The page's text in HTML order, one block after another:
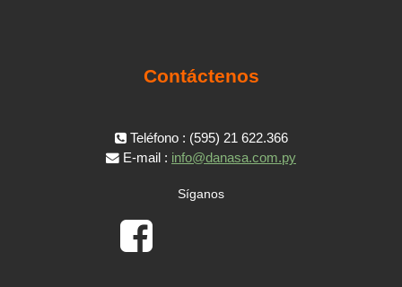
Contáctenos
Teléfono : (595) 21 622.366
E-mail : info@danasa.com.py
Síganos